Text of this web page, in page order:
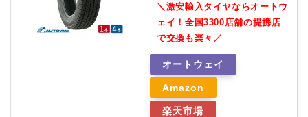
＼激安輸入タイヤならオートウ
ェイ！全国3300店舗の提携店
で交換も楽々／
オートウェイ
Amazon
楽天市場